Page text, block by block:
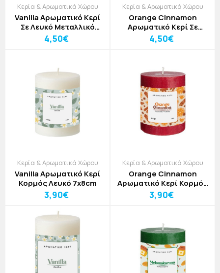
Κερία & Αρωματικά Χώρου
Vanilla Αρωματικό Κερί
Σε Λευκό Μεταλλικό
Δοχείο Δ 6,6cm
4,50€
Κερία & Αρωματικά Χώρου
Orange Cinnamon
Αρωματικό Κερί Σε
Μαύρο Μεταλλικό
Δοχείο Δ 6,6cm
4,50€
Κερία & Αρωματικά Χώρου
Vanilla Αρωματικό Κερί
Κορμός Λευκό 7x8cm
3,90€
Κερία & Αρωματικά Χώρου
Orange Cinnamon
Αρωματικό Κερί Κορμός
Κόκκινο 7x8cm
3,90€